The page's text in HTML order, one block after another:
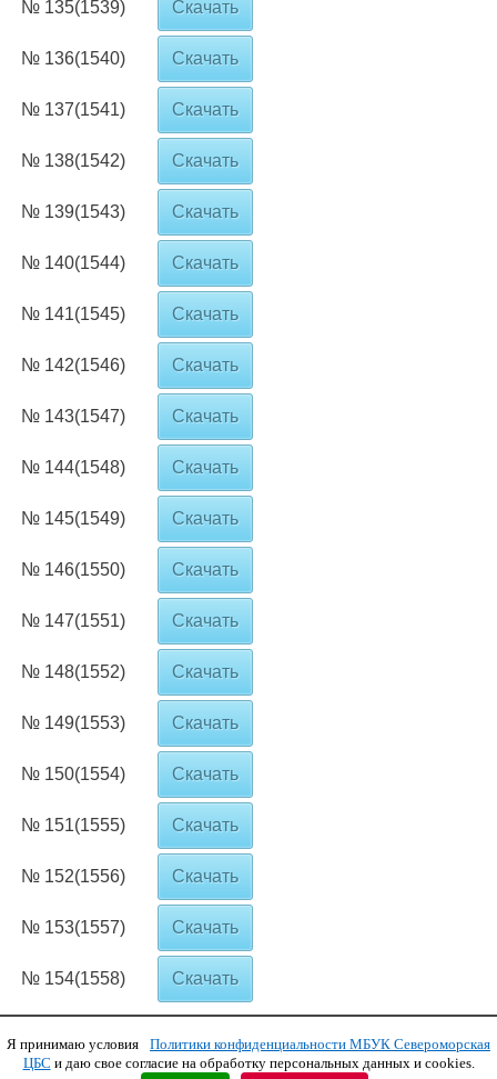
№ 135(1539) Скачать
№ 136(1540) Скачать
№ 137(1541) Скачать
№ 138(1542) Скачать
№ 139(1543) Скачать
№ 140(1544) Скачать
№ 141(1545) Скачать
№ 142(1546) Скачать
№ 143(1547) Скачать
№ 144(1548) Скачать
№ 145(1549) Скачать
№ 146(1550) Скачать
№ 147(1551) Скачать
№ 148(1552) Скачать
№ 149(1553) Скачать
№ 150(1554) Скачать
№ 151(1555) Скачать
№ 152(1556) Скачать
№ 153(1557) Скачать
№ 154(1558) Скачать
Copyright © 2011 МБУК СЦБС
Я принимаю условия
Политики конфиденциальности МБУК Североморская
ЦБС и даю свое согласие на обработку персональных данных и cookies.